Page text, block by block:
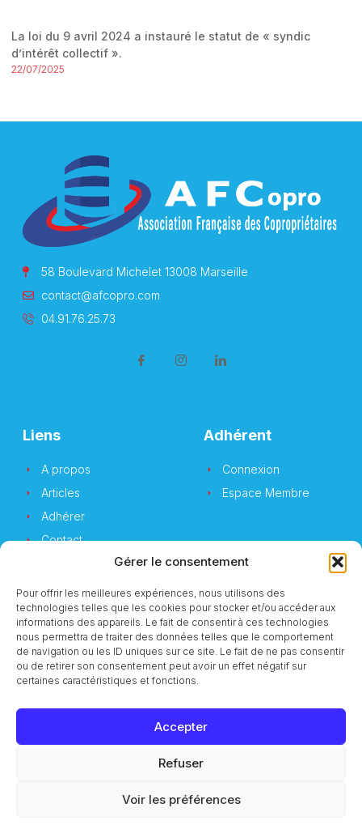
Gérer le consentement
Pour offrir les meilleures expériences, nous utilisons des
technologies telles que les cookies pour stocker et/ou accéder aux
informations des appareils. Le fait de consentir à ces technologies
nous permettra de traiter des données telles que le comportement
de navigation ou les ID uniques sur ce site. Le fait de ne pas consentir
ou de retirer son consentement peut avoir un effet négatif sur
certaines caractéristiques et fonctions.
Accepter
Refuser
Voir les préférences
La loi du 9 avril 2024 a instauré le statut de « syndic
d’intérêt collectif ».
22/07/2025
58 Boulevard Michelet 13008 Marseille
contact@afcopro.com
04.91.76.25.73
Liens
A propos
Articles
Adhérer
Contact
Adhérent
Connexion
Espace Membre
Newsletter
Vous souhaitez suivre notre actualité ?
S'inscrire
© 2023 CMI Services